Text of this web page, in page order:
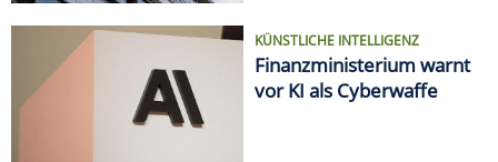
KÜNSTLICHE INTELLIGENZ
Finanzministerium warnt
vor KI als Cyberwaffe